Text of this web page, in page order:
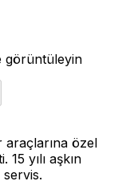
görüntüleyin
araçlarına özel
yılı aşkın